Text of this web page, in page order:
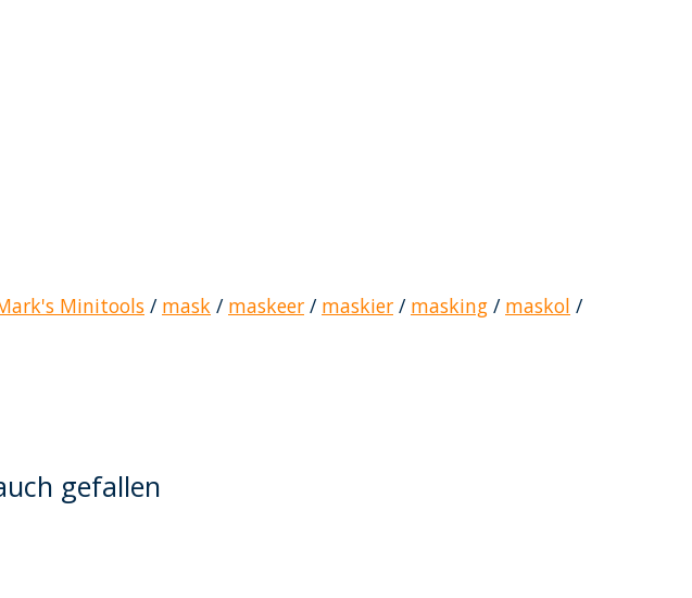
Minitools / mask / maskeer / maskier / masking / maskol /
gefallen